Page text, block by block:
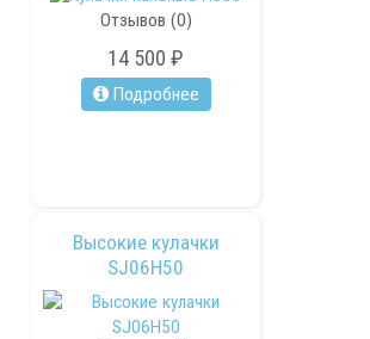
Отзывов (0)
14 500 ₽
Подробнее
Высокие кулачки
SJ06H50